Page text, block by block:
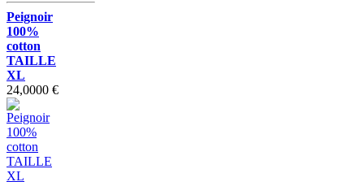
Peignoir
100%
cotton
TAILLE
XL
24,0000 €